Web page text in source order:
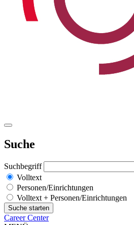
Suche
Suchbegriff
Volltext
Personen/Einrichtungen
Volltext + Personen/Einrichtungen
Career Center